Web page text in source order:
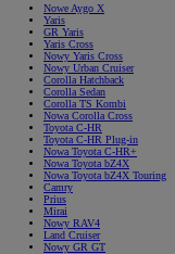
Nowe Aygo X
Yaris
GR Yaris
Yaris Cross
Nowy Yaris Cross
Nowy Urban Cruiser
Corolla Hatchback
Corolla Sedan
Corolla TS Kombi
Nowa Corolla Cross
Toyota C-HR
Toyota C-HR Plug-in
Nowa Toyota C-HR+
Nowa Toyota bZ4X
Nowa Toyota bZ4X Touring
Camry
Prius
Mirai
Nowy RAV4
Land Cruiser
Nowy GR GT